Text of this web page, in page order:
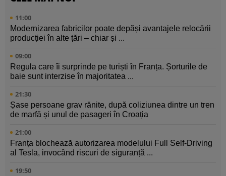
11:00
Modernizarea fabricilor poate depăși avantajele relocării
producției în alte țări – chiar și ...
09:00
Regula care îi surprinde pe turiști în Franța. Șorturile de
baie sunt interzise în majoritatea ...
21:30
Șase persoane grav rănite, după coliziunea dintre un tren
de marfă și unul de pasageri în Croația
21:00
Franța blochează autorizarea modelului Full Self-Driving
al Tesla, invocând riscuri de siguranță ...
19:50